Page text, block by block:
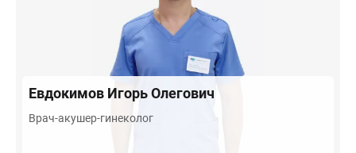
Евдокимов Игорь Олегович
Врач-акушер-гинеколог